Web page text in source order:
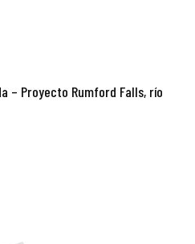
– Proyecto Rumford Falls, río